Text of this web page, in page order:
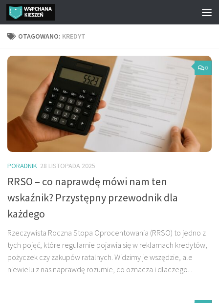
Przejdź do treści
OTAGOWANO: KREDYT
0
PORADNIK 28 LISTOPADA 2025
RRSO – co naprawdę mówi nam ten
wskaźnik? Przystępny przewodnik dla
każdego
Rzeczywista Roczna Stopa Oprocentowania (RRSO) to jedno z
tych pojęć, które regularnie pojawia się w reklamach kredytów,
pożyczek czy zakupów ratalnych. Widzimy je wszędzie, ale
niewielu z nas naprawdę rozumie, co oznacza i dlaczego...